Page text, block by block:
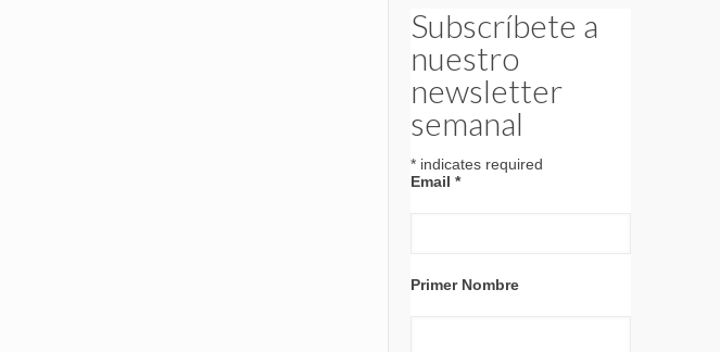
Subscríbete a
nuestro
newsletter
semanal
* indicates required
Email *
Primer Nombre